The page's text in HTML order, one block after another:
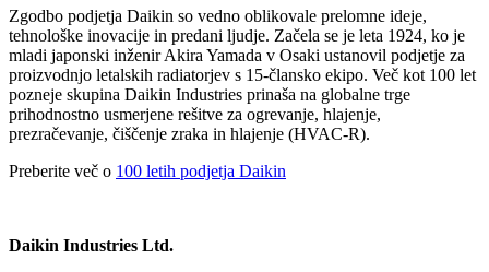
Zgodbo podjetja Daikin so vedno oblikovale prelomne ideje,
tehnološke inovacije in predani ljudje. Začela se je leta 1924, ko je
mladi japonski inženir Akira Yamada v Osaki ustanovil podjetje za
proizvodnjo letalskih radiatorjev s 15‑člansko ekipo. Več kot 100 let
pozneje skupina Daikin Industries prinaša na globalne trge
prihodnostno usmerjene rešitve za ogrevanje, hlajenje,
prezračevanje, čiščenje zraka in hlajenje (HVAC-R).
Preberite več o 100 letih podjetja Daikin
Daikin Industries Ltd.